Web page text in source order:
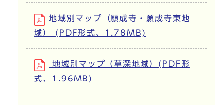
地域別マップ（願成寺・願成寺東地
域） (PDF形式、1.78MB)
地域別マップ（草深地域）(PDF形
式、1.96MB)